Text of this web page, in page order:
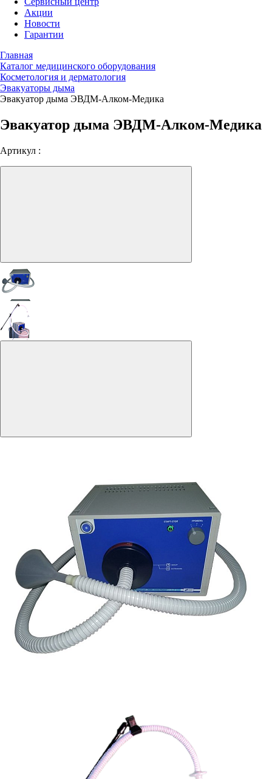
Акции
Новости
Гарантии
Главная
Каталог медицинского оборудования
Косметология и дерматология
Эвакуаторы дыма
Эвакуатор дыма ЭВДМ-Алком-Медика
Эвакуатор дыма ЭВДМ-Алком-Медика
Артикул :